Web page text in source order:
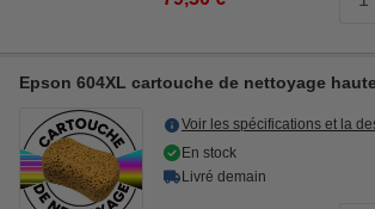
Epson 604XL cartouche de nettoyage
Voir les spécifications et la
En stock
Livré demain